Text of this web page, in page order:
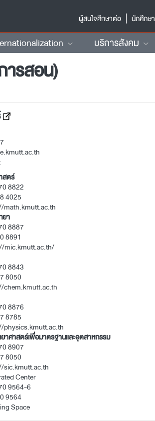
ผู้สนใจศึกษาต่อ
นักศึกษา
บริการสังคม
รสอน)
สตร์
8822
4025
math.kmutt.ac.th
ยา
8887
8891
mic.kmutt.ac.th/
8843
8050
chem.kmutt.ac.th
8876
8785
physics.kmutt.ac.th
าศาสตร์เพื่อมาตรฐานและอุตสาหกรรม
8907
8050
sic.kmutt.ac.th
Center
9564-6
9564
Space